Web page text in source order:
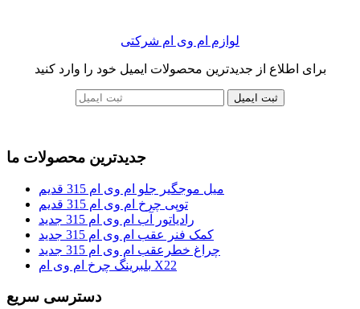
لوازم ام وی ام شرکتی
برای اطلاع از جدیدترین محصولات ایمیل خود را وارد کنید
ثبت ایمیل
جدیدترین محصولات ما
میل موجگیر جلو ام وی ام 315 قدیم
توپی چرخ ام وی ام 315 قدیم
رادیاتور آب ام وی ام 315 جدید
کمک فنر عقب ام وی ام 315 جدید
چراغ خطرعقب ام وی ام 315 جدید
بلبرینگ چرخ ام وی ام X22
دسترسی سریع